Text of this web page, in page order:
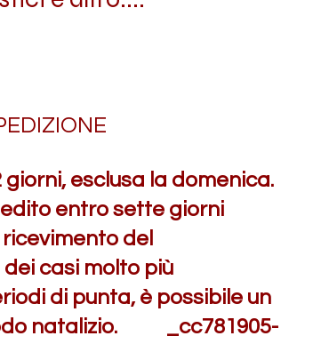
esclusa la domenica.
entro sette giorni
del
casi molto più
di punta, è possibile un
natalizio. _cc781905-